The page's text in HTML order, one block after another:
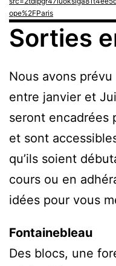
ope%2FParis
Sorties
Nous avons
entre janvier et
seront encadrées
et sont
qu’ils soient
cours ou en
idées pour vous
Fontainebleau
Des blocs, une